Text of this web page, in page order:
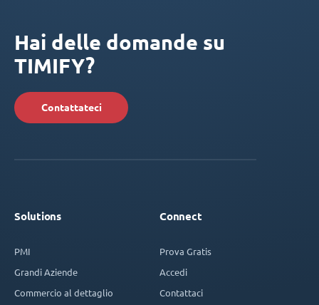
Hai delle domande su
TIMIFY?
Contattateci
Solutions
PMI
Grandi Aziende
Commercio al dettaglio
Connect
Prova Gratis
Accedi
Contattaci